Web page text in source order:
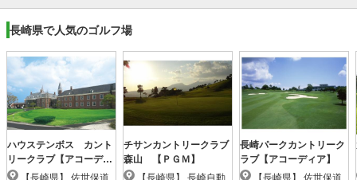
長崎県で人気のゴルフ場
ハウステンボス カント
リークラブ【アコーディ
ア】
チサンカントリークラブ
森山 【ＰＧＭ】
長崎パークカントリーク
ラブ【アコーディア】